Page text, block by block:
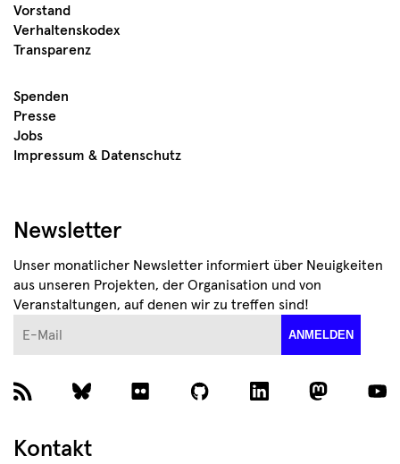
Vorstand
Verhaltenskodex
Transparenz
Spenden
Presse
Jobs
Impressum & Datenschutz
Newsletter
Unser monatlicher Newsletter informiert über Neuigkeiten
aus unseren Projekten, der Organisation und von
Veranstaltungen, auf denen wir zu treffen sind!
ANMELDEN
Kontakt